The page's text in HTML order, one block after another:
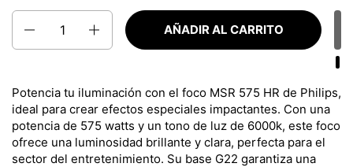
AÑADIR AL CARRITO
Potencia tu iluminación con el foco MSR 575 HR de Philips,
ideal para crear efectos especiales impactantes. Con una
potencia de 575 watts y un tono de luz de 6000k, este foco
ofrece una luminosidad brillante y clara, perfecta para el
sector del entretenimiento. Su base G22 garantiza una